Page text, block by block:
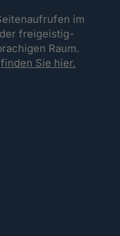
im
freigeistig-
Raum.
finden Sie hier.